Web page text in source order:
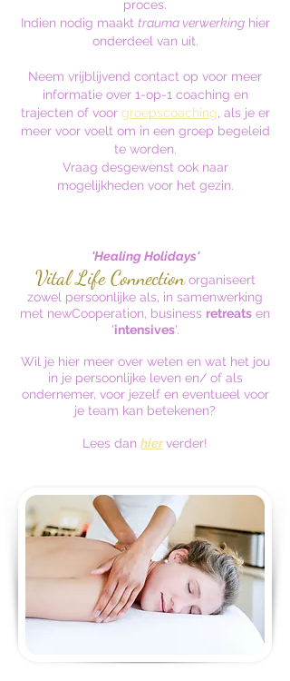
proces.
Indien nodig maakt trauma verwerkinghier
onderdeel van uit.
Neem vrijblijvend contact op voor meer
informatie over 1-op-1 coaching en
trajecten of voor groepscoaching, als je er
meer voor voelt om in een groep begeleid
te worden.
Vraag desgewenst ook naar
mogelijkheden voor het gezin.
'Healing Holidays'
Vital Life Connection organiseert
zowel persoonlijke als, in samenwerking
met newCooperation, business retreats en
'intensives'.
Wil je hier meer over weten en wat het jou
in je persoonlijke leven en/ of als
ondernemer, voor jezelf en eventueel voor
je team kan betekenen?
Lees dan hierverder!